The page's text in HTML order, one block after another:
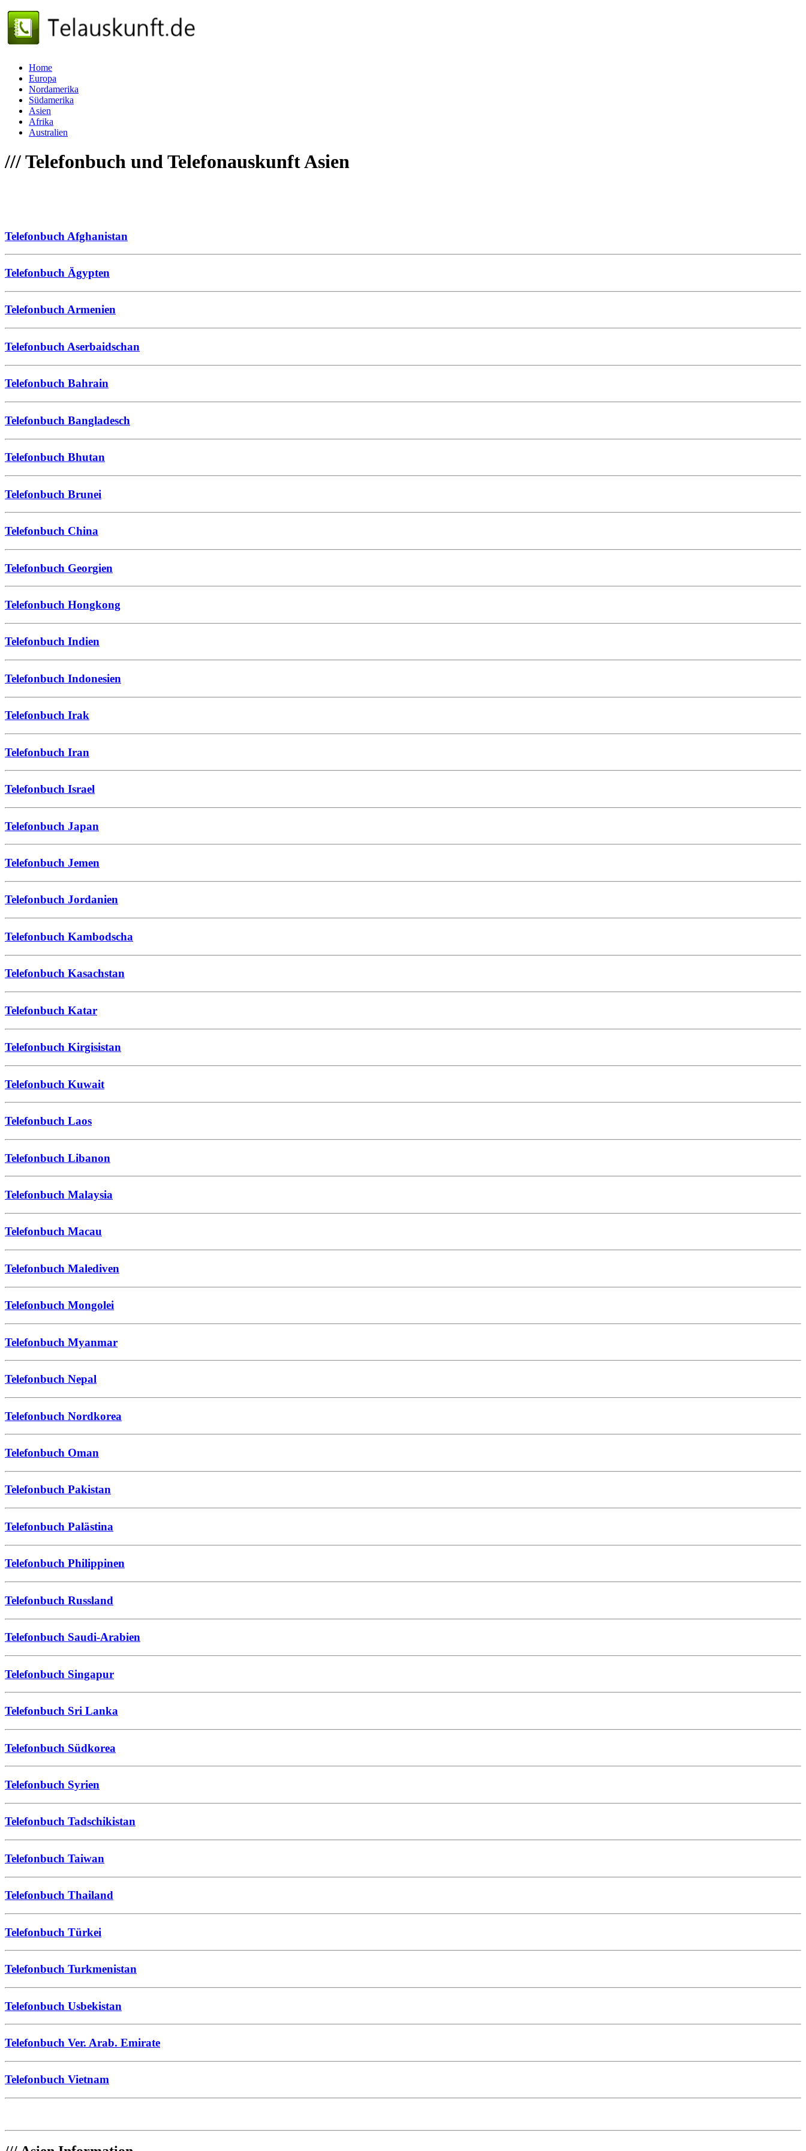
Home
Europa
Nordamerika
Südamerika
Asien
Afrika
Australien
///Telefonbuch und Telefonauskunft Asien
Telefonbuch Afghanistan
Telefonbuch Ägypten
Telefonbuch Armenien
Telefonbuch Aserbaidschan
Telefonbuch Bahrain
Telefonbuch Bangladesch
Telefonbuch Bhutan
Telefonbuch Brunei
Telefonbuch China
Telefonbuch Georgien
Telefonbuch Hongkong
Telefonbuch Indien
Telefonbuch Indonesien
Telefonbuch Irak
Telefonbuch Iran
Telefonbuch Israel
Telefonbuch Japan
Telefonbuch Jemen
Telefonbuch Jordanien
Telefonbuch Kambodscha
Telefonbuch Kasachstan
Telefonbuch Katar
Telefonbuch Kirgisistan
Telefonbuch Kuwait
Telefonbuch Laos
Telefonbuch Libanon
Telefonbuch Malaysia
Telefonbuch Macau
Telefonbuch Malediven
Telefonbuch Mongolei
Telefonbuch Myanmar
Telefonbuch Nepal
Telefonbuch Nordkorea
Telefonbuch Oman
Telefonbuch Pakistan
Telefonbuch Palästina
Telefonbuch Philippinen
Telefonbuch Russland
Telefonbuch Saudi-Arabien
Telefonbuch Singapur
Telefonbuch Sri Lanka
Telefonbuch Südkorea
Telefonbuch Syrien
Telefonbuch Tadschikistan
Telefonbuch Taiwan
Telefonbuch Thailand
Telefonbuch Türkei
Telefonbuch Turkmenistan
Telefonbuch Usbekistan
Telefonbuch Ver. Arab. Emirate
Telefonbuch Vietnam